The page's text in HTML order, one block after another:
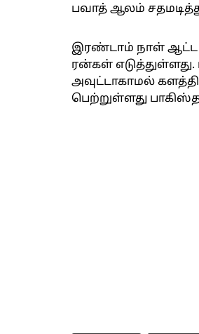
பவாத் ஆலம்
இரண்டாம் நாள் ஆட்ட
ரன்கள்
அவுட்டாகாமல்
பெற்றுள்ளது